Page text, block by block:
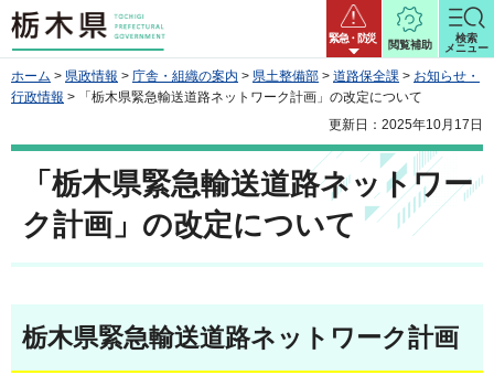
栃木県 緊急・防災
閲覧補助
検索
メニュー
ホーム > 県政情報 > 庁舎・組織の案内 > 県土整備部 > 道路保全課 > お知らせ・
行政情報 > 「栃木県緊急輸送道路ネットワーク計画」の改定について
更新日：2025年10月17日
「栃木県緊急輸送道路ネットワー
ク計画」の改定について
栃木県緊急輸送道路ネットワーク計画